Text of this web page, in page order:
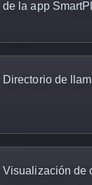
de la app
Directorio de
Visualización de